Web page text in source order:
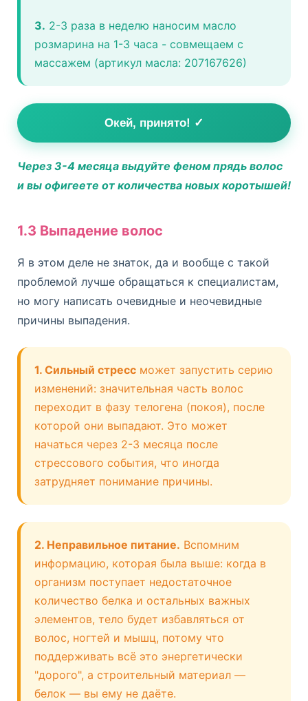
3. 2-3 раза в неделю наносим масло
розмарина на 1-3 часа - совмещаем с
массажем (артикул масла: 207167626)
Окей, принято! ✓
Через 3-4 месяца выдуйте феном прядь волос
и вы офигеете от количества новых коротышей!
1.3 Выпадение волос
Я в этом деле не знаток, да и вообще с такой
проблемой лучше обращаться к специалистам,
но могу написать очевидные и неочевидные
причины выпадения.
1. Сильный стресс может запустить серию
изменений: значительная часть волос
переходит в фазу телогена (покоя), после
которой они выпадают. Это может
начаться через 2-3 месяца после
стрессового события, что иногда
затрудняет понимание причины.
2. Неправильное питание. Вспомним
информацию, которая была выше: когда в
организм поступает недостаточное
количество белка и остальных важных
элементов, тело будет избавляться от
волос, ногтей и мышц, потому что
поддерживать всё это энергетически
"дорого", а строительный материал —
белок — вы ему не даёте.